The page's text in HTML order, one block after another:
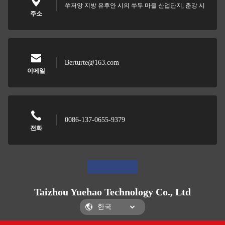
주소
쑤저앙 지방 유후안 시의 쑤두 마을 산업단지, 춘강 시
이메일
Berturte@163.com
전화
0086-137-0655-9379
Taizhou Yuehao Technology Co., Ltd